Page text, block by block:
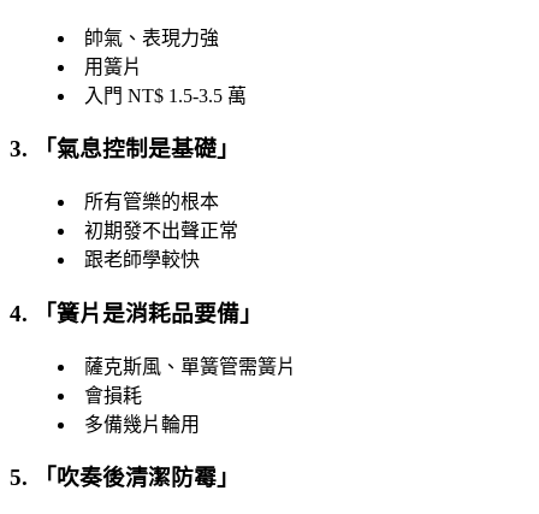
帥氣、表現力強
用簧片
入門 NT$ 1.5-3.5 萬
3. 「氣息控制是基礎 」
所有管樂的根本
初期發不出聲正常
跟老師學較快
4. 「簧片是消耗品要備 」
薩克斯風、單簧管需簧片
會損耗
多備幾片輪用
5. 「 吹奏後清潔防霉 」